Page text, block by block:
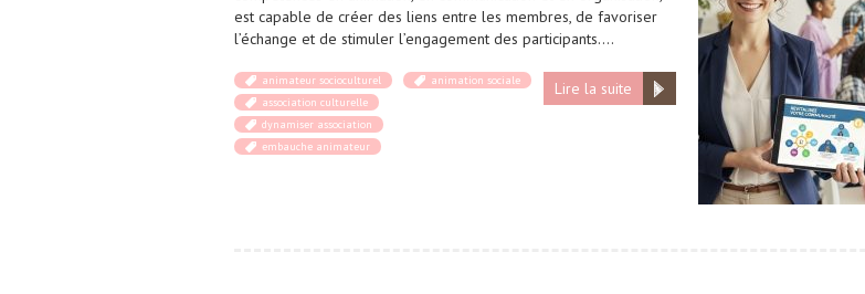
est capable de créer des liens entre les membres, de favoriser
l’échange et de stimuler l’engagement des participants….
Lire la suite
animateur socioculturel
animation sociale
association culturelle
dynamiser association
embauche animateur